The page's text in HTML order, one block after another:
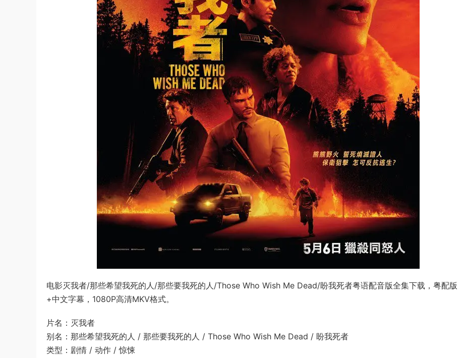
电影灭我者/那些希望我死的人/那些要我死的人/Those Who Wish Me Dead/盼我死者粤语配音版全集下载，粤配版
+中文字幕，1080P高清MKV格式。
片名：灭我者
别名：那些希望我死的人 / 那些要我死的人 / Those Who Wish Me Dead / 盼我死者
类型：剧情 / 动作 / 惊悚